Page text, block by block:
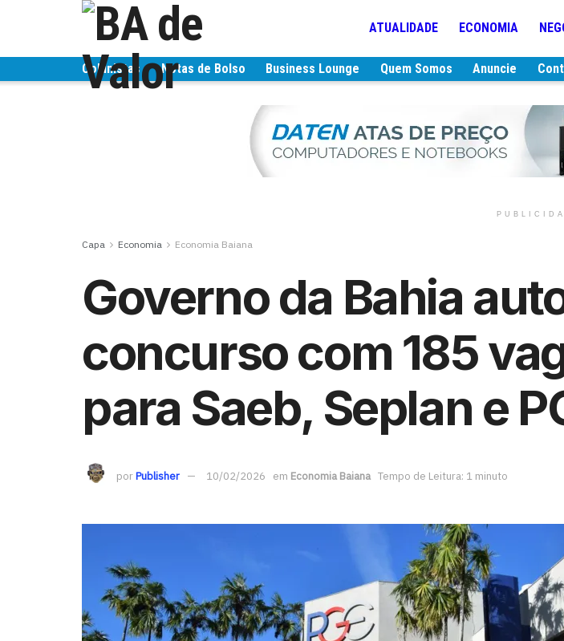
ATUALIDADE ECONOMIA
Colunistas Notas de Bolso Business Lounge Quem Somos Anuncie
Capa Economia Economia Baiana
Governo da Bahia
concurso com 185
para Saeb, Seplan e
porPublisher 10/02/2026 em Economia Baiana Tempo de Leitura: 1 minuto